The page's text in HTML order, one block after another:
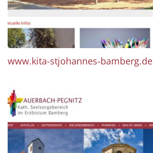
www.kita-stjohannes-bamberg.de